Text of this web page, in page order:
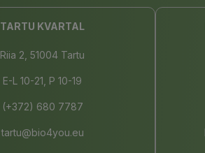
TARTU KVARTAL
Riia 2, 51004 Tartu
E-L 10-21, P 10-19
(+372) 680 7787
tartu@bio4you.eu